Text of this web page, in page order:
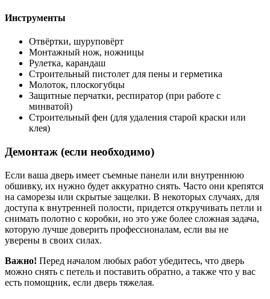
Инструменты
Отвёртки, шуруповёрт
Монтажный нож, ножницы
Рулетка, карандаш
Строительный пистолет для пены и герметика
Молоток, плоскогубцы
Защитные перчатки, респиратор (при работе с
минватой)
Строительный фен (для удаления старой краски или
клея)
Демонтаж (если необходимо)
Если ваша дверь имеет съемные панели или внутреннюю
обшивку, их нужно будет аккуратно снять. Часто они крепятся
на саморезы или скрытые защелки. В некоторых случаях, для
доступа к внутренней полости, придется откручивать петли и
снимать полотно с коробки, но это уже более сложная задача,
которую лучше доверить профессионалам, если вы не
уверены в своих силах.
Важно! Перед началом любых работ убедитесь, что дверь
можно снять с петель и поставить обратно, а также что у вас
есть помощник, если дверь тяжелая.